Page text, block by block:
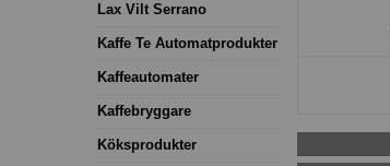
Lax Vilt Serrano
Kaffe Te Automatprodukter
Kaffeautomater
Kaffebryggare
Köksprodukter